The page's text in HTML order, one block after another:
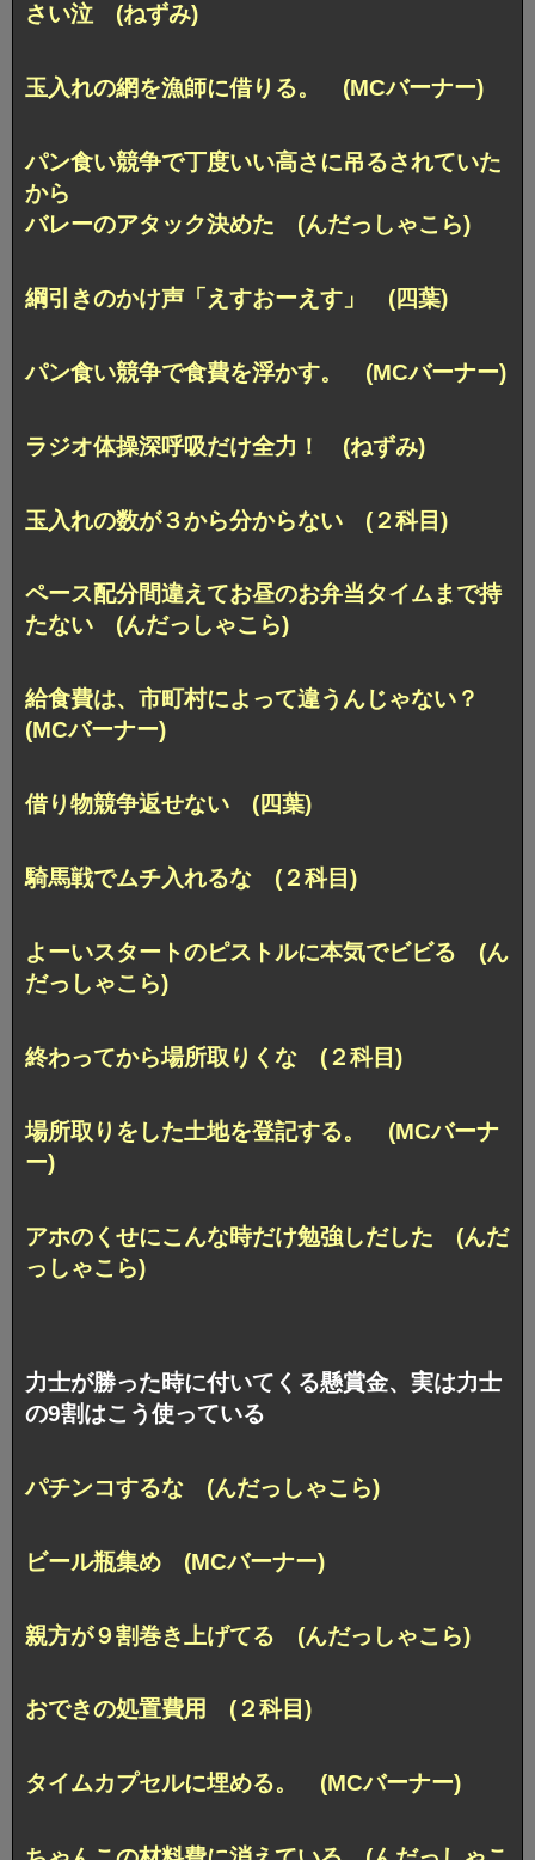
さい泣 (ねずみ)
玉入れの網を漁師に借りる。 (MCバーナー)
パン食い競争で丁度いい高さに吊るされていた
から
バレーのアタック決めた (んだっしゃこら)
綱引きのかけ声「えすおーえす」 (四葉)
パン食い競争で食費を浮かす。 (MCバーナー)
ラジオ体操深呼吸だけ全力！ (ねずみ)
玉入れの数が３から分からない (２科目)
ペース配分間違えてお昼のお弁当タイムまで持
たない (んだっしゃこら)
給食費は、市町村によって違うんじゃない？
(MCバーナー)
借り物競争返せない (四葉)
騎馬戦でムチ入れるな (２科目)
よーいスタートのピストルに本気でビビる (ん
だっしゃこら)
終わってから場所取りくな (２科目)
場所取りをした土地を登記する。 (MCバーナ
ー)
アホのくせにこんな時だけ勉強しだした (んだ
っしゃこら)
力士が勝った時に付いてくる懸賞金、実は力士
の9割はこう使っている
パチンコするな (んだっしゃこら)
ビール瓶集め (MCバーナー)
親方が９割巻き上げてる (んだっしゃこら)
おできの処置費用 (２科目)
タイムカプセルに埋める。 (MCバーナー)